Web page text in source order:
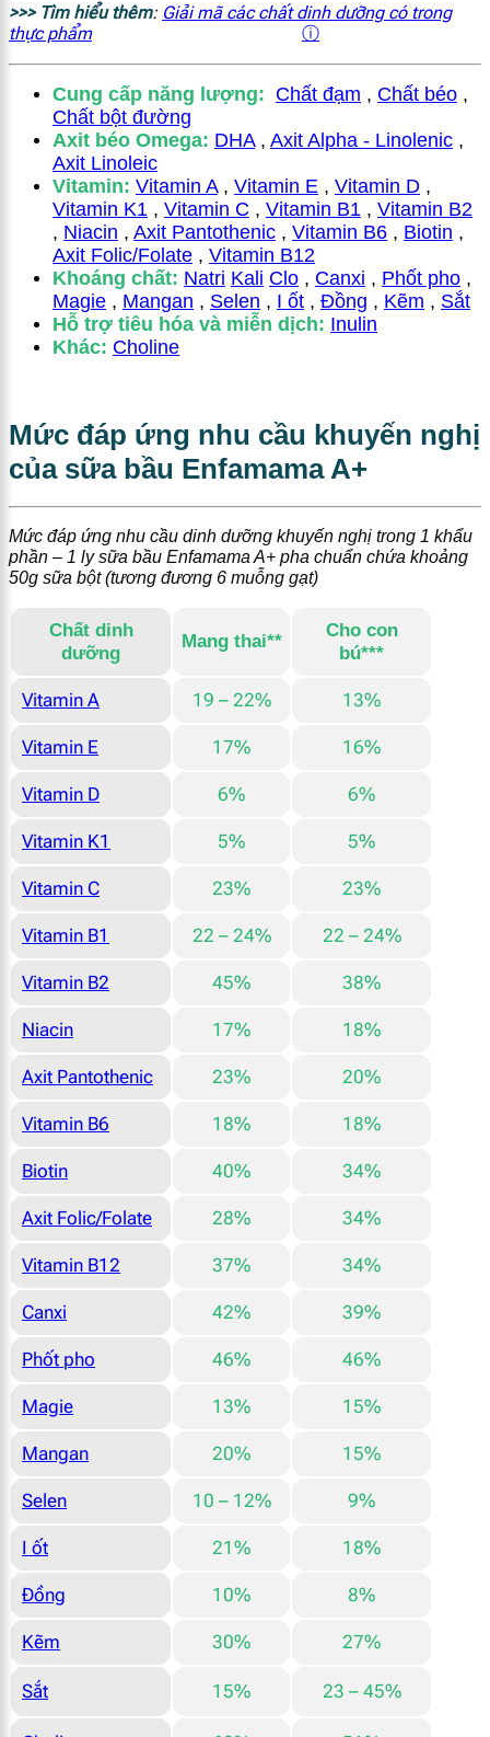
>>> Tìm hiểu thêm: Giải mã các chất dinh dưỡng có trong
thực phẩm
ⓘ
Cung cấp năng lượng: Chất đạm , Chất béo ,
Chất bột đường
Axit béo Omega: DHA, Axit Alpha - Linolenic ,
Axit Linoleic
Vitamin: Vitamin A, Vitamin E , Vitamin D ,
Vitamin K1 , Vitamin C , Vitamin B1 , Vitamin B2
, Niacin , Axit Pantothenic , Vitamin B6 , Biotin ,
Axit Folic/Folate , Vitamin B12
Khoáng chất: Natri Kali Clo , Canxi , Phốt pho ,
Magie , Mangan , Selen , I ốt , Đồng , Kẽm , Sắt
Hỗ trợ tiêu hóa và miễn dịch: Inulin
Khác: Choline
Mức đáp ứng nhu cầu khuyến nghị
của sữa bầu Enfamama A+
Mức đáp ứng nhu cầu dinh dưỡng khuyến nghị trong 1 khẩu
phần – 1 ly sữa bầu Enfamama A+ pha chuẩn chứa khoảng
50g sữa bột (tương đương 6 muỗng gạt)
Chất dinh
dưỡng
Mang thai**
Cho con
bú***
Vitamin A 19 – 22% 13%
Vitamin E 17% 16%
Vitamin D 6% 6%
Vitamin K1 5% 5%
Vitamin C 23% 23%
Vitamin B1 22 – 24% 22 – 24%
Vitamin B2 45% 38%
Niacin 17% 18%
Axit Pantothenic 23% 20%
Vitamin B6 18% 18%
Biotin 40% 34%
Axit Folic/Folate 28% 34%
Vitamin B12 37% 34%
Canxi 42% 39%
Phốt pho 46% 46%
Magie 13% 15%
Mangan 20% 15%
Selen 10 – 12% 9%
I ốt 21% 18%
Đồng 10% 8%
Kẽm 30% 27%
Sắt 15% 23 – 45%